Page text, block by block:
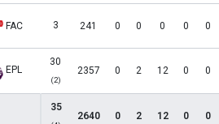
FAC 3 241 0 0 0 0 0
EPL
30
(2)
2357 0 2 12 0 0
35
2640 0 2 12 0 0